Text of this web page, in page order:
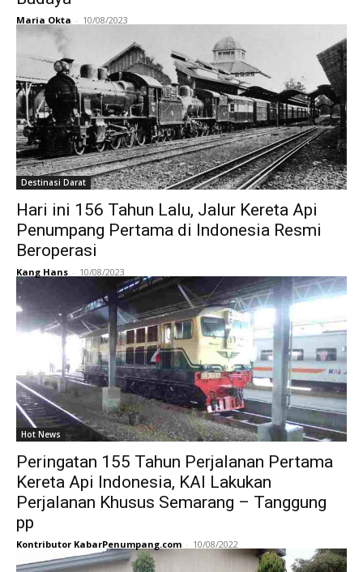
Maria Okta - 10/08/2023
Destinasi Darat
Hari ini 156 Tahun Lalu, Jalur Kereta Api
Penumpang Pertama di Indonesia Resmi
Beroperasi
Kang Hans - 10/08/2023
Hot News
Peringatan 155 Tahun Perjalanan Pertama
Kereta Api Indonesia, KAI Lakukan
Perjalanan Khusus Semarang – Tanggung
pp
Kontributor KabarPenumpang.com - 10/08/2022